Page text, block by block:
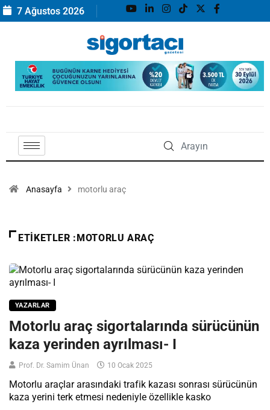
7 Ağustos 2026
Anasayfa motorlu araç
ETIKETLER :MOTORLU ARAÇ
YAZARLAR
Motorlu araç sigortalarında sürücünün
kaza yerinden ayrılması- I
Prof. Dr. Samim Ünan 10 Ocak 2025
Motorlu araçlar arasındaki trafik kazası sonrası sürücünün
kaza yerini terk etmesi nedeniyle özellikle kasko